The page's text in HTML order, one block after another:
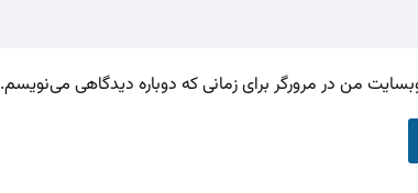
من در مرورگر برای زمانی که دوباره دیدگاهی می‌نویسم.